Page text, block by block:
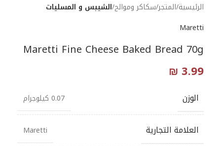
الرئيسية المتجر سكاكر وموالح الشيبس و المسليات
Maretti
Maretti Fine Cheese Baked Bread 70g
₪ 3.99
الوزن 0.07 كيلوجرام
العلامة التجارية Maretti